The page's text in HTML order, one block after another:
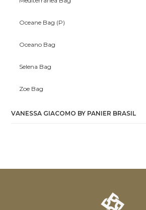
Oceane Bag (P)
Oceano Bag
Selena Bag
Zoe Bag
VANESSA GIACOMO BY PANIER BRASIL